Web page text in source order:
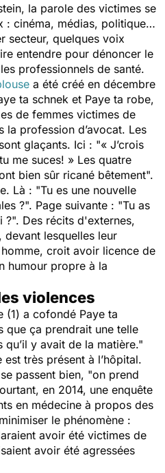
la parole des victimes se
: cinéma, médias, politique…
secteur, quelques voix
entendre pour dénoncer le
professionnels de santé.
a été créé en décembre
ta schnek et Paye ta robe,
de femmes victimes de
la profession d’avocat. Les
glaçants. Ici : "« J’crois
me suces! » Les quatre
bien sûr ricané bêtement".
Là : "Tu es une nouvelle
?". Page suivante : "Tu as
?". Des récits d'externes,
lesquelles leur
croit avoir licence de
humour propre à la
violences
(1) a cofondé Paye ta
que ça prendrait une telle
qu’il y avait de la matière."
très présent à l’hôpital.
passent bien, "on prend
en 2014, une enquête
en médecine à propos des
le phénomène :
avoir été victimes de
avoir été agressées